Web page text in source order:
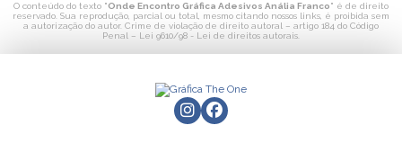
O conteúdo do texto "Onde Encontro Gráfica Adesivos Anália Franco" é de direito
reservado. Sua reprodução, parcial ou total, mesmo citando nossos links, é proibida sem
a autorização do autor. Crime de violação de direito autoral – artigo 184 do Código
Penal – Lei 9610/98 - Lei de direitos autorais